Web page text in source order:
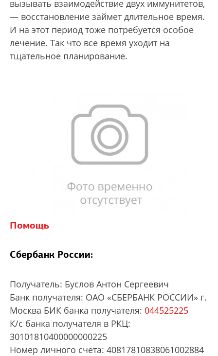
вызывать взаимодействие двух иммунитетов,
— восстановление займет длительное время.
И на этот период тоже потребуется особое
лечение. Так что все время уходит на
тщательное планирование.
Помощь
Сбербанк России:
Получатель: Буслов Антон Сергеевич
Банк получателя: ОАО «СБЕРБАНК РОССИИ» г.
Москва БИК банка получателя: 044525225
К/с банка получателя в РКЦ:
30101810400000000225
Номер личного счета: 40817810838061002884